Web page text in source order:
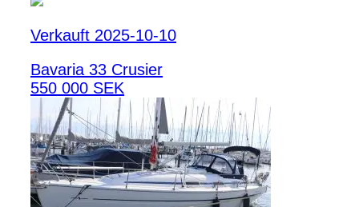
Verkauft 2025-10-10
Bavaria 33 Crusier
550 000 SEK